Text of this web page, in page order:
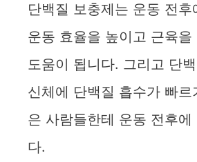
단백질 보충제는 운동 전후
운동 효율을 높이고 근육을
도움이 됩니다. 그리고 단
신체에 단백질 흡수가 빠
은 사람들한테 운동 전후에
다.